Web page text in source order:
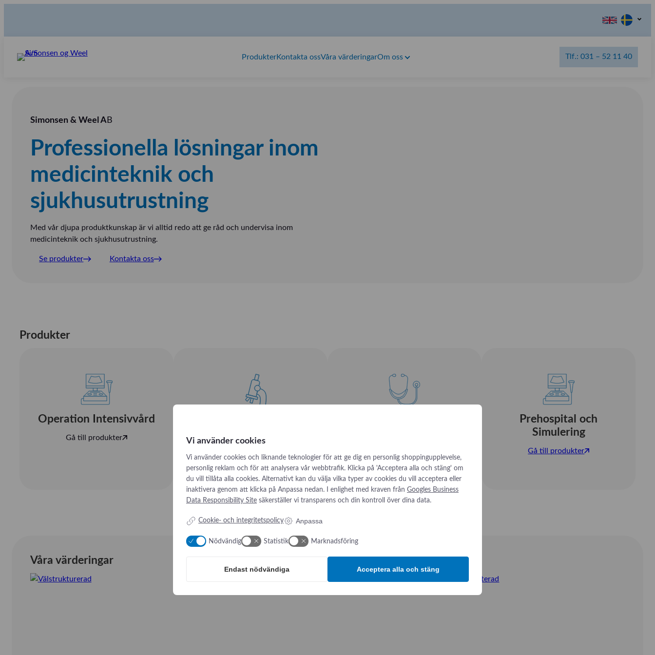
ProdukterKontakta ossVåra värderingarOm oss Tlf.: 031 – 52 11 40
Simonsen & Weel A B
Professionella lösningar inom
medicinteknik och
sjukhusutrustning
Med vår djupa produktkunskap är vi alltid redo att ge råd och undervisa inom
medicinteknik och sjukhusutrustning.
Se produkter Kontakta oss
Produkter
Operation Intensivvård
Gå till produkter
Gå till produkter
Prehospital och
Simulering
Gå till produkter
Våra värderingar
Vi använder cookies
Vi använder cookies och liknande teknologier för att ge dig en personlig shoppingupplevelse,
personlig reklam och för att analysera vår webbtrafik. Klicka på 'Acceptera alla och stäng' om
du vill tillåta alla cookies. Alternativt kan du välja vilka typer av cookies du vill acceptera eller
inaktivera genom att klicka på Anpassa nedan. I enlighet med kraven från Googles Business
Data Responsibility Site säkerställer vi transparens och din kontroll över dina data.
Cookie- och integritetspolicy Anpassa
Nödvändig Statistik Marknadsföring
Endast nödvändiga Acceptera alla och stäng